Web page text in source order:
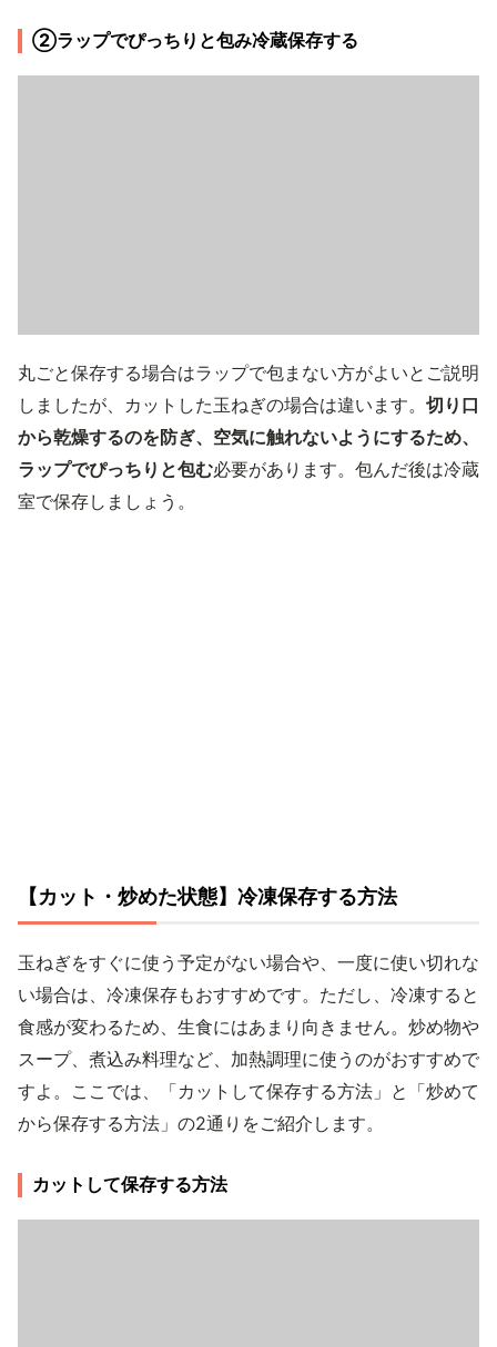
②ラップでぴっちりと包み冷蔵保存する
丸ごと保存する場合はラップで包まない方がよいとご説明
しましたが、カットした玉ねぎの場合は違います。 切り口
から乾燥するのを防ぎ、空気に触れないようにするため、
ラップでぴっちりと包む必要があります。包んだ後は冷蔵
室で保存しましょう。
【カット・炒めた状態】冷凍保存する方法
玉ねぎをすぐに使う予定がない場合や、一度に使い切れな
い場合は、冷凍保存もおすすめです。ただし、冷凍すると
食感が変わるため、生食にはあまり向きません。炒め物や
スープ、煮込み料理など、加熱調理に使うのがおすすめで
すよ。ここでは、「カットして保存する方法」と「炒めて
から保存する方法」の2通りをご紹介します。
カットして保存する方法